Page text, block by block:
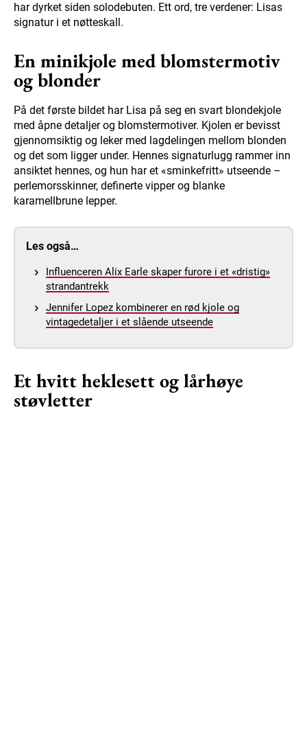
har dyrket siden solodebuten. Ett ord, tre verdener: Lisas
signatur i et nøtteskall.
En minikjole med blomstermotiv
og blonder
På det første bildet har Lisa på seg en svart blondekjole
med åpne detaljer og blomstermotiver. Kjolen er bevisst
gjennomsiktig og leker med lagdelingen mellom blonden
og det som ligger under. Hennes signaturlugg rammer inn
ansiktet hennes, og hun har et «sminkefritt» utseende –
perlemorsskinner, definerte vipper og blanke
karamellbrune lepper.
Les også…
Influenceren Alix Earle skaper furore i et «dristig»
strandantrekk
Jennifer Lopez kombinerer en rød kjole og
vintagedetaljer i et slående utseende
Et hvitt heklesett og lårhøye
støvletter